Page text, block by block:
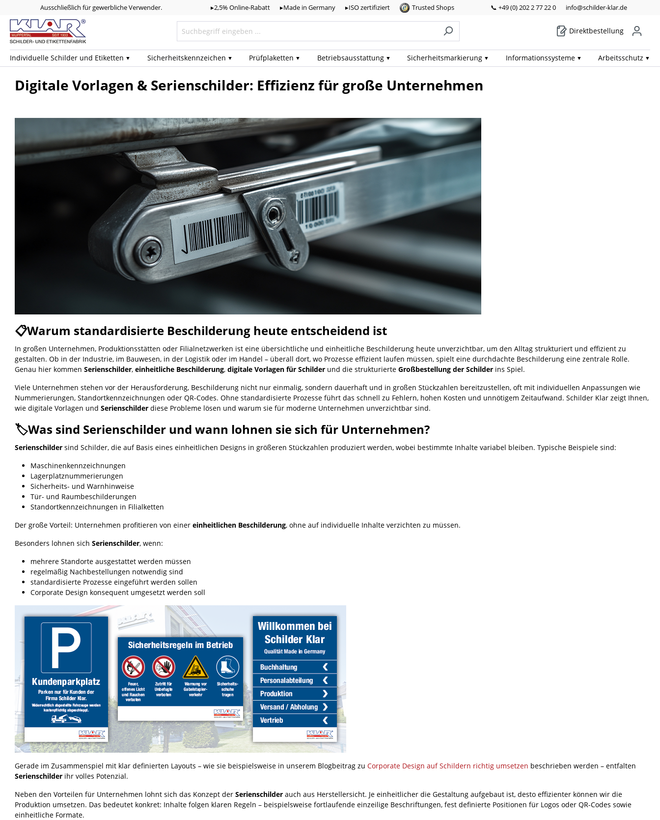
Ausschließlich für gewerbliche Verwender. ▸2,5% Online-Rabatt ▸Made in Germany ▸ISO zertifiziert Trusted Shops 📞 +49 (0) 202 2 77 22 0 info@schilder-klar.de
Direktbestellung
Individuelle Schilder und Etiketten Sicherheits­kennzeichen Prüf­plaketten Betriebs­ausstattung Sicherheits­markierung Informations­systeme Arbeits­schutz
Digitale Vorlagen & Serienschilder: Effizienz für große Unternehmen
📋Warum standardisierte Beschilderung heute entscheidend ist
In großen Unternehmen, Produktionsstätten oder Filialnetzwerken ist eine übersichtliche und einheitliche Beschilderung heute unverzichtbar, um den Alltag strukturiert und effizient zu
gestalten. Ob in der Industrie, im Bauwesen, in der Logistik oder im Handel – überall dort, wo Prozesse effizient laufen müssen, spielt eine durchdachte Beschilderung eine zentrale Rolle.
Genau hier kommen Serienschilder, einheitliche Beschilderung, digitale Vorlagen für Schilder und die strukturierte Großbestellung der Schilder ins Spiel.
Viele Unternehmen stehen vor der Herausforderung, Beschilderung nicht nur einmalig, sondern dauerhaft und in großen Stückzahlen bereitzustellen, oft mit individuellen Anpassungen wie
Nummerierungen, Standortkennzeichnungen oder QR-Codes. Ohne standardisierte Prozesse führt das schnell zu Fehlern, hohen Kosten und unnötigem Zeitaufwand. Schilder Klar zeigt Ihnen,
wie digitale Vorlagen und Serienschilder diese Probleme lösen und warum sie für moderne Unternehmen unverzichtbar sind.
🏷️Was sind Serienschilder und wann lohnen sie sich für Unternehmen?
Serienschilder sind Schilder, die auf Basis eines einheitlichen Designs in größeren Stückzahlen produziert werden, wobei bestimmte Inhalte variabel bleiben. Typische Beispiele sind:
Maschinenkennzeichnungen
Lagerplatznummerierungen
Sicherheits- und Warnhinweise
Tür- und Raumbeschilderungen
Standortkennzeichnungen in Filialketten
Der große Vorteil: Unternehmen profitieren von einer einheitlichen Beschilderung, ohne auf individuelle Inhalte verzichten zu müssen.
Besonders lohnen sich Serienschilder, wenn:
mehrere Standorte ausgestattet werden müssen
regelmäßig Nachbestellungen notwendig sind
standardisierte Prozesse eingeführt werden sollen
Corporate Design konsequent umgesetzt werden soll
Gerade im Zusammenspiel mit klar definierten Layouts – wie sie beispielsweise in unserem Blogbeitrag zu Corporate Design auf Schildern richtig umsetzen beschrieben werden – entfalten
Serienschilder ihr volles Potenzial.
Neben den Vorteilen für Unternehmen lohnt sich das Konzept der Serienschilder auch aus Herstellersicht. Je einheitlicher die Gestaltung aufgebaut ist, desto effizienter können wir die
Produktion umsetzen. Das bedeutet konkret: Inhalte folgen klaren Regeln – beispielsweise fortlaufende einzeilige Beschriftungen, fest definierte Positionen für Logos oder QR-Codes sowie
einheitliche Formate.